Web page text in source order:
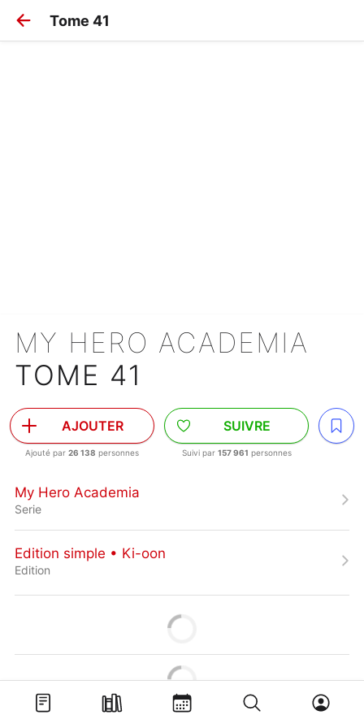
Tome 41
MY HERO ACADEMIA
TOME 41
AJOUTER
Ajouté par 26 138 personnes
SUIVRE
Suivi par 157 961 personnes
My Hero Academia
Serie
Edition simple • Ki-oon
Edition